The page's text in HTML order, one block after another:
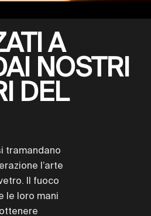
A
NOSTRI
DEL
tramandano
l’arte
Il fuoco
le loro mani